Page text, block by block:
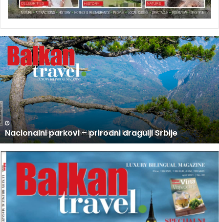
U
P
R
O
D
A
J
I
N
O
V
I
B
R
O
J
B
A
U PRODAJI NOVI BROJ BALKAN TRAVEL MAGAZINA